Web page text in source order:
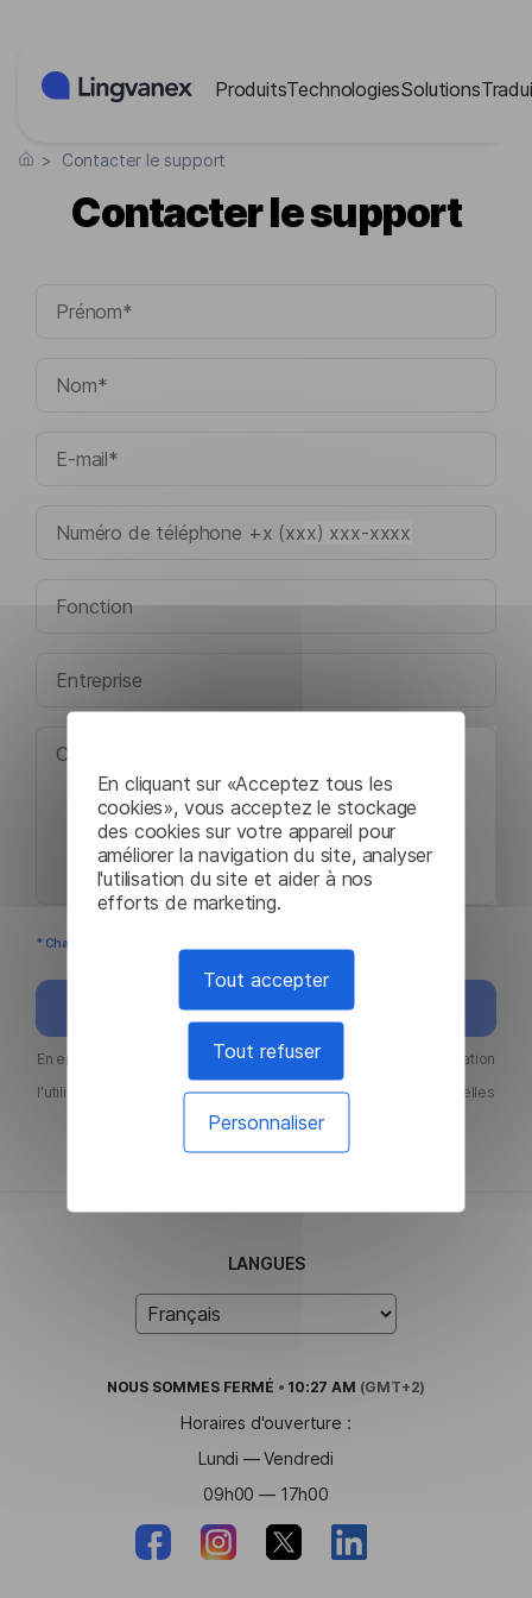
En cliquant sur «Acceptez tous les
cookies», vous acceptez le stockage
des cookies sur votre appareil pour
améliorer la navigation du site, analyser
l'utilisation du site et aider à nos
efforts de marketing.
Tout accepter
Tout refuser
Personnaliser
ProduitsTechnologiesSolutions
> Contacter le support
Contacter le support
* Champs obligatoires
Envoyer
En envoyant ce formulaire, j'accepte que les Conditions d'utilisation
et la Politique de confidentialité régissent respectivement
l'utilisation des services que je reçois et les données personnelles
LANGUES
NOUS SOMMES FERMÉ • 10:27 AM (GMT+2)
Horaires d'ouverture :
Lundi — Vendredi
09h00 — 17h00